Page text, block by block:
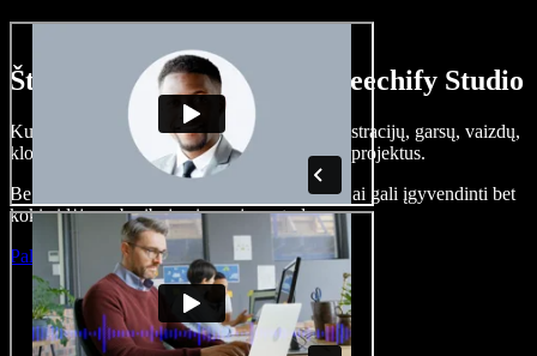
Štai ką galite nuveikti su Speechify Studio
Kurkite įgarsinimus, pridėkite nemokamų iliustracijų, garsų, vaizdų,
klonuokite balsą – kurkite pilnus, įspūdingus projektus.
Be jokių mokymų ir viskas naršyklėje – kūrėjai gali įgyvendinti bet
kokią idėją, neberibojami senųjų metodų.
Paleisti studiją